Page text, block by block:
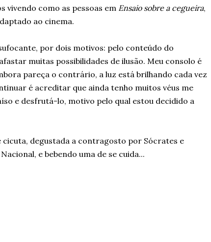
vivendo como as pessoas em Ensaio sobre a cegueira,
ao cinema.
por dois motivos: pelo conteúdo do
muitas possibilidades de ilusão. Meu consolo é
pareça o contrário, a luz está brilhando cada vez
é acreditar que ainda tenho muitos véus me
e desfrutá-lo, motivo pelo qual estou decidido a
cicuta, degustada a contragosto por Sócrates e
e bebendo uma de se cuida...